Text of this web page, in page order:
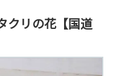
クリの花【国道